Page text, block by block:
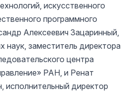
искусственного
программного
Алексеевич Зацаринный,
наук, заместитель директора
центра
РАН, и Ренат
директор